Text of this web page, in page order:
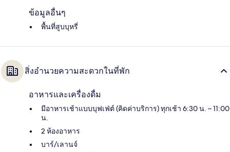
ข้อมูลอื่นๆ
พื้นที่สูบบุหรี่
สิ่งอำนวยความสะดวกในที่พัก
อาหารและเครื่องดื่ม
มีอาหารเช้าแบบบุฟเฟ่ต์ (คิดค่าบริการ) ทุกเช้า 6:30 น. – 11:00
น.
2 ห้องอาหาร
บาร์/เลานจ์